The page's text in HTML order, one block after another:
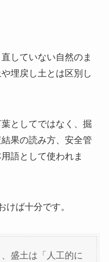
していない自然のま
埋戻し土とは区別し
としてではなく、掘
果の読み方、安全管
語として使われま
けば十分です。
盛土は「人工的に